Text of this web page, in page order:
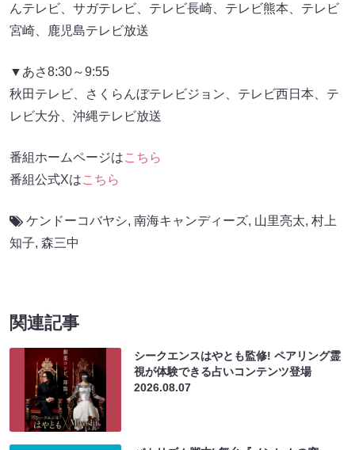
んテレビ、サガテレビ、テレビ長崎、テレビ熊本、テレビ
宮崎、鹿児島テレビ放送
▼あさ8:30～9:55
秋田テレビ、さくらんぼテレビジョン、テレビ西日本、テ
レビ大分、沖縄テレビ放送
番組ホームページはこちら
番組公式Xはこちら
ケンドーコバヤシ, 南海キャンディーズ, 山里亮太, 村上
知子, 森三中
関連記事
シークエンスはやとも監修! ペアリング霊
視が体験できる占いコンテンツ登場
2026.08.07